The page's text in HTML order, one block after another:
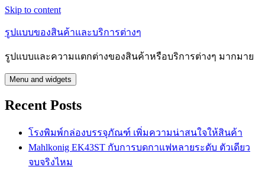
Skip to content
รูปแบบของสินค้าและบริการต่างๆ
รูปแบบและความแตกต่างของสินค้าหรือบริการต่างๆ มากมาย
Menu and widgets
Recent Posts
โรงพิมพ์กล่องบรรจุภัณฑ์ เพิ่มความน่าสนใจให้สินค้า
Mahlkonig EK43ST กับการบดกาแฟหลายระดับ ตัวเดียว
จบจริงไหม